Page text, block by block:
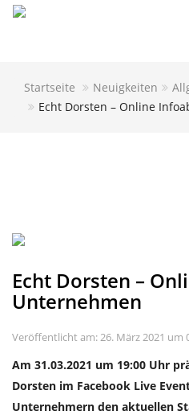
Startseite Neuigkeiten
Echt Dorsten – Online
Echt Dorsten –
Unternehmen
Veröffentlicht am: 26. März 2021 um
Am 31.03.2021 um 19:00 Uhr
Dorsten im Facebook Live
Unternehmern den aktuellen